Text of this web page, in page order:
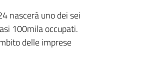
nascerà uno dei sei
100mila occupati.
delle imprese